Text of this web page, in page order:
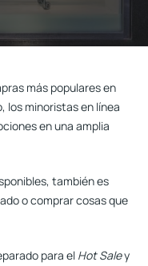
más populares en
los minoristas en línea
en una amplia
también es
o comprar cosas que
para el Hot Saley